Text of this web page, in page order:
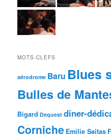
MOTS-CLEFS
aérodrome Baru Blues
Bulles de
Bigard Dequest diner-
Corniche Emilie Saitas